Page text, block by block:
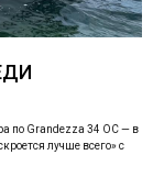
по Grandezza 34 OC — в
лучше всего» с